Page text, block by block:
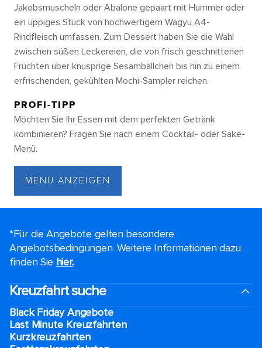
Jakobsmuscheln oder Abalone gepaart mit Hummer oder
ein üppiges Stück von hochwertigem Wagyu A4-
Rindfleisch umfassen. Zum Dessert haben Sie die Wahl
zwischen süßen Leckereien, die von frisch geschnittenen
Früchten über knusprige Sesambällchen bis hin zu einem
erfrischenden, gekühlten Mochi-Sampler reichen.
PROFI-TIPP
Möchten Sie Ihr Essen mit dem perfekten Getränk
kombinieren? Fragen Sie nach einem Cocktail- oder Sake-
Menü.
MENÜ ANZEIGEN
*Für die Angebote gelten besondere
Angebotsbedingungen. Weitere Informationen dazu
finden Sie hier..
Kreuzfahrt suche
Black Friday Angebote
Last Minute Kreuzfahrten
Kurzkreuzfahrten​